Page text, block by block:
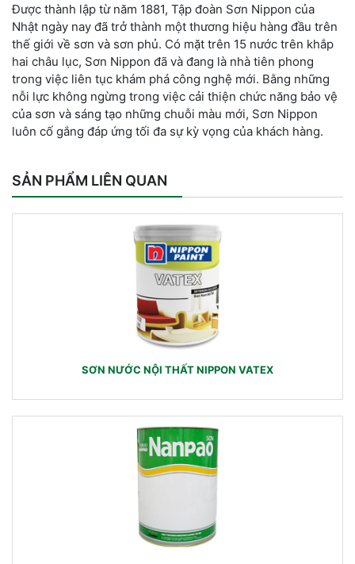
Được thành lập từ năm 1881, Tập đoàn Sơn Nippon của
Nhật ngày nay đã trở thành một thương hiệu hàng đầu trên
thế giới về sơn và sơn phủ. Có mặt trên 15 nước trên khắp
hai châu lục, Sơn Nippon đã và đang là nhà tiên phong
trong việc liên tục khám phá công nghệ mới. Bằng những
nỗi lực không ngừng trong việc cải thiện chức năng bảo vệ
của sơn và sáng tạo những chuỗi màu mới, Sơn Nippon
luôn cố gắng đáp ứng tối đa sự kỳ vọng của khách hàng.
SẢN PHẨM LIÊN QUAN
SƠN NƯỚC NỘI THẤT NIPPON VATEX